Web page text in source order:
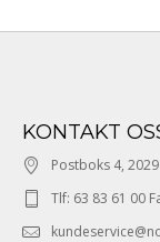
KONTAKT
Postboks 4,
Tlf: 63 83 61 00